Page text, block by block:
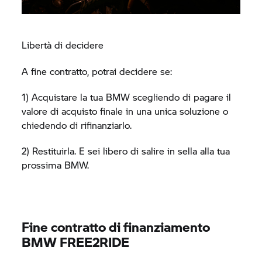
Libertà di decidere
A fine contratto, potrai decidere se:
1) Acquistare la tua BMW scegliendo di pagare il
valore di acquisto finale in una unica soluzione o
chiedendo di rifinanziarlo.
2) Restituirla. E sei libero di salire in sella alla tua
prossima BMW.
Fine contratto di finanziamento
BMW FREE2RIDE